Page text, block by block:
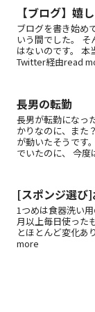
【ブログ】嬉
ブログを書き始め
いう間でした。
はないのです。 本
Twitter経由read
長男の転勤
長男が転勤になっ
かりなのに、また
が動いたそうです
でいたのに、 今
[スポンジ選び
1つめは食器洗い
月以上毎日使った
とほとんど変化あ
more